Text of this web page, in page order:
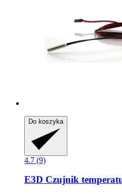
Do koszyka
4.7 (9)
E3D Czujnik